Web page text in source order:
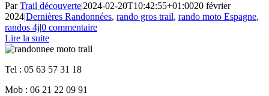
ParTrail découverte|2024-02-20T10:42:55+01:0020 février
2024|Dernières Randonnées, rando gros trail, rando moto Espagne,
randos 4j|0 commentaire
Lire la suite
Tel : 05 63 57 31 18
Mob : 06 21 22 09 91